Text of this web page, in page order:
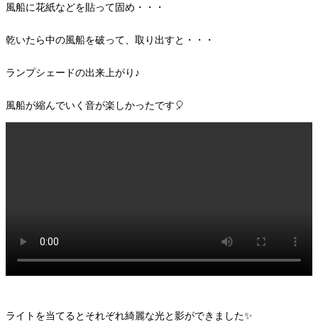
風船に花紙などを貼って固め・・・
乾いたら中の風船を破って、取り出すと・・・
ランプシェードの出来上がり♪
風船が縮んでいく音が楽しかったです🎈
ライトを当てるとそれぞれ綺麗な光と影ができました✨